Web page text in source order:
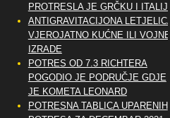
PROTRESLA JE GRČKU I ITALIJU
ANTIGRAVITACIJONA LETJELICA
VJEROJATNO KUĆNE ILI VOJNE
IZRADE
POTRES OD 7.3 RICHTERA
POGODIO JE PODRUČJE GDJE
JE KOMETA LEONARD
POTRESNA TABLICA UPARENIH